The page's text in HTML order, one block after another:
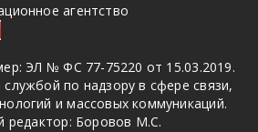
агентство
ЭЛ № ФС 77-75220 от 15.03.2019.
по надзору в сфере связи,
и массовых коммуникаций.
редактор: Боровов М.С.